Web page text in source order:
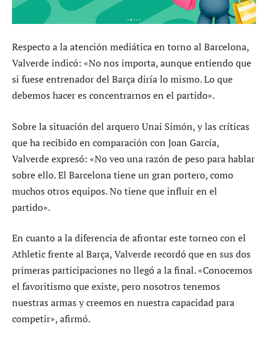
Respecto a la atención mediática en torno al Barcelona,
Valverde indicó: «No nos importa, aunque entiendo que
si fuese entrenador del Barça diría lo mismo. Lo que
debemos hacer es concentrarnos en el partido».
Sobre la situación del arquero Unai Simón, y las críticas
que ha recibido en comparación con Joan García,
Valverde expresó: «No veo una razón de peso para hablar
sobre ello. El Barcelona tiene un gran portero, como
muchos otros equipos. No tiene que influir en el
partido».
En cuanto a la diferencia de afrontar este torneo con el
Athletic frente al Barça, Valverde recordó que en sus dos
primeras participaciones no llegó a la final. «Conocemos
el favoritismo que existe, pero nosotros tenemos
nuestras armas y creemos en nuestra capacidad para
competir», afirmó.